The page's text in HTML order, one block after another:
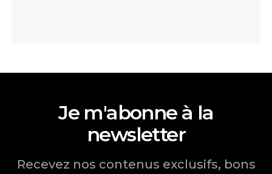
Je m'abonne à la
newsletter
Recevez nos contenus exclusifs, bons